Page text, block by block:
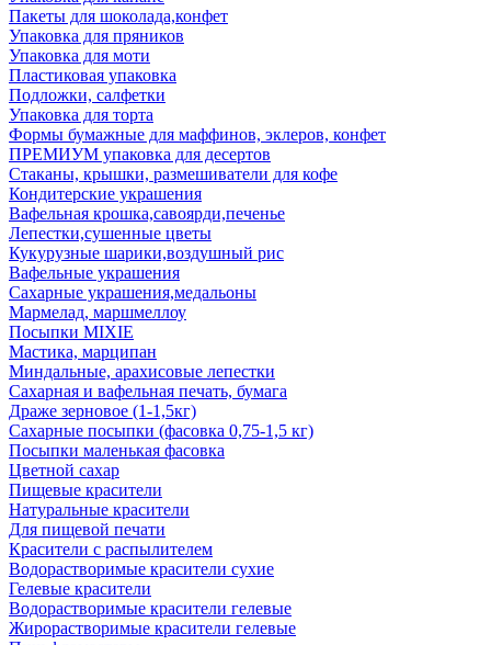
Пакеты для шоколада,конфет
Упаковка для пряников
Упаковка для моти
Пластиковая упаковка
Подложки, салфетки
Упаковка для торта
Формы бумажные для маффинов, эклеров, конфет
ПРЕМИУМ упаковка для десертов
Стаканы, крышки, размешиватели для кофе
Кондитерские украшения
Вафельная крошка,савоярди,печенье
Лепестки,сушенные цветы
Кукурузные шарики,воздушный рис
Вафельные украшения
Сахарные украшения,медальоны
Мармелад, маршмеллоу
Посыпки MIXIE
Мастика, марципан
Миндальные, арахисовые лепестки
Сахарная и вафельная печать, бумага
Драже зерновое (1-1,5кг)
Сахарные посыпки (фасовка 0,75-1,5 кг)
Посыпки маленькая фасовка
Цветной сахар
Пищевые красители
Натуральные красители
Для пищевой печати
Красители с распылителем
Водорастворимые красители сухие
Гелевые красители
Водорастворимые красители гелевые
Жирорастворимые красители гелевые